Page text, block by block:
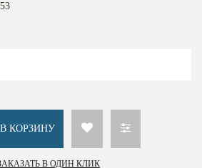
В КОРЗИНУ
В ОДИН КЛИК